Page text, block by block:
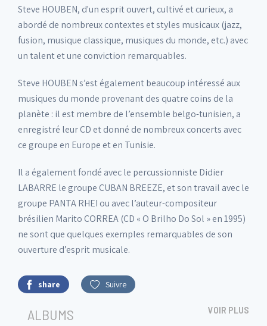
Steve HOUBEN, d'un esprit ouvert, cultivé et curieux, a
abordé de nombreux contextes et styles musicaux (jazz,
fusion, musique classique, musiques du monde, etc.) avec
un talent et une conviction remarquables.
Steve HOUBEN s’est également beaucoup intéressé aux
musiques du monde provenant des quatre coins de la
planète : il est membre de l’ensemble belgo-tunisien, a
enregistré leur CD et donné de nombreux concerts avec
ce groupe en Europe et en Tunisie.
Il a également fondé avec le percussionniste Didier
LABARRE le groupe CUBAN BREEZE, et son travail avec le
groupe PANTA RHEI ou avec l’auteur-compositeur
brésilien Marito CORREA (CD « O Brilho Do Sol » en 1995)
ne sont que quelques exemples remarquables de son
ouverture d’esprit musicale.
share Suivre
ALBUMS VOIR PLUS